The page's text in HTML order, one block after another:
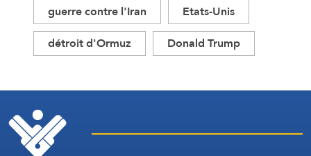
guerre contre l'Iran
Etats-Unis
détroit d'Ormuz
Donald Trump